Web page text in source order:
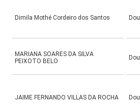
Dimila Mothé Cordeiro dos Santos
MARIANA SOARES DA SILVA
PEIXOTO BELO
JAIME FERNANDO VILLAS DA ROCHA